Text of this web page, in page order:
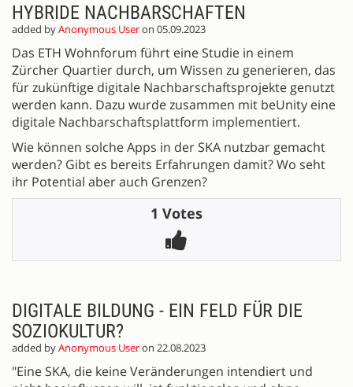
HYBRIDE NACHBARSCHAFTEN
added byAnonymous Useron 05.09.2023
Das ETH Wohnforum führt eine Studie in einem
Zürcher Quartier durch, um Wissen zu generieren, das
für zukünftige digitale Nachbarschaftsprojekte genutzt
werden kann. Dazu wurde zusammen mit beUnity eine
digitale Nachbarschaftsplattform implementiert.
Wie können solche Apps in der SKA nutzbar gemacht
werden? Gibt es bereits Erfahrungen damit? Wo seht
ihr Potential aber auch Grenzen?
1 Votes
DIGITALE BILDUNG - EIN FELD FÜR DIE
SOZIOKULTUR?
added byAnonymous Useron 22.08.2023
"Eine SKA, die keine Veränderungen intendiert und